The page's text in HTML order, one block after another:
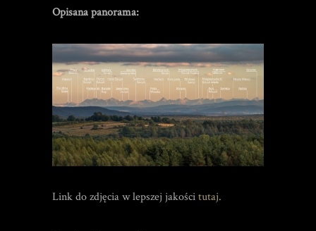
Opisana panorama:
Link do zdjęcia w lepszej jakościtutaj.